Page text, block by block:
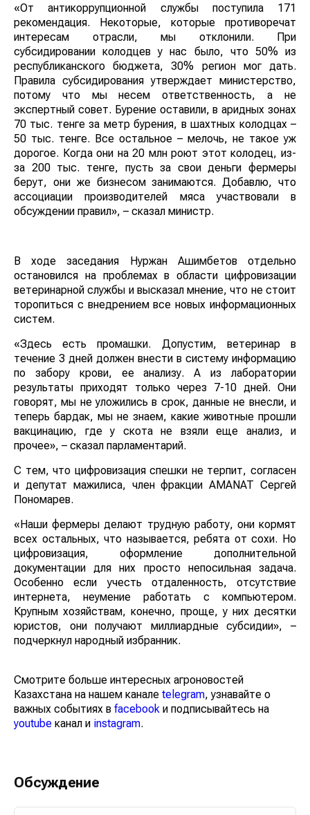
«От антикоррупционной службы поступила 171
рекомендация. Некоторые, которые противоречат
интересам отрасли, мы отклонили. При
субсидировании колодцев у нас было, что 50% из
республиканского бюджета, 30% регион мог дать.
Правила субсидирования утверждает министерство,
потому что мы несем ответственность, а не
экспертный совет. Бурение оставили, в аридных зонах
70 тыс. тенге за метр бурения, в шахтных колодцах –
50 тыс. тенге. Все остальное – мелочь, не такое уж
дорогое. Когда они на 20 млн роют этот колодец, из-
за 200 тыс. тенге, пусть за свои деньги фермеры
берут, они же бизнесом занимаются. Добавлю, что
ассоциации производителей мяса участвовали в
обсуждении правил», – сказал министр.
В ходе заседания Нуржан Ашимбетов отдельно
остановился на проблемах в области цифровизации
ветеринарной службы и высказал мнение, что не стоит
торопиться с внедрением все новых информационных
систем.
«Здесь есть промашки. Допустим, ветеринар в
течение 3 дней должен внести в систему информацию
по забору крови, ее анализу. А из лаборатории
результаты приходят только через 7-10 дней. Они
говорят, мы не уложились в срок, данные не внесли, и
теперь бардак, мы не знаем, какие животные прошли
вакцинацию, где у скота не взяли еще анализ, и
прочее», – сказал парламентарий.
С тем, что цифровизация спешки не терпит, согласен
и депутат мажилиса, член фракции AMANAT Сергей
Пономарев.
«Наши фермеры делают трудную работу, они кормят
всех остальных, что называется, ребята от сохи. Но
цифровизация, оформление дополнительной
документации для них просто непосильная задача.
Особенно если учесть отдаленность, отсутствие
интернета, неумение работать с компьютером.
Крупным хозяйствам, конечно, проще, у них десятки
юристов, они получают миллиардные субсидии», –
подчеркнул народный избранник.
Смотрите больше интересных агроновостей
Казахстана на нашем канале telegram, узнавайте о
важных событиях в facebook и подписывайтесь на
youtube канал и instagram.
Обсуждение